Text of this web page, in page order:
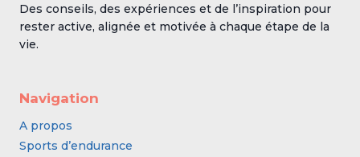
Des conseils, des expériences et de l’inspiration pour
rester active, alignée et motivée à chaque étape de la
vie.
Navigation
A propos
Sports d’endurance